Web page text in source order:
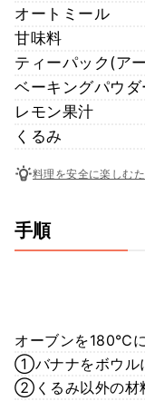
オートミール
甘味料
ティーパック(ア
ベーキングパウダ
レモン果汁
くるみ
料理を安全に楽しむ
手順
オーブンを180℃に
①バナナをボウル
②くるみ以外の材